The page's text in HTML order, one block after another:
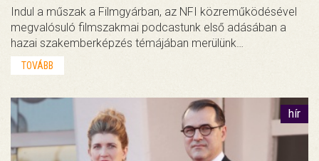
Indul a műszak a Filmgyárban, az NFI közreműködésével
megvalósuló filmszakmai podcastunk első adásában a
hazai szakemberképzés témájában merülünk…
TOVÁBB
hír